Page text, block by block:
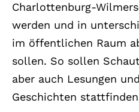
Charlottenburg-
werden und in
im öffentlichen Raum
sollen. So sollen
aber auch Lesungen
Geschichten